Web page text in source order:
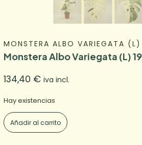
MONSTERA ALBO VARIEGATA (L)
Monstera Albo Variegata (L) 19
134,40 € iva incl.
Hay existencias
Monstera
Albo
Añadir al carrito